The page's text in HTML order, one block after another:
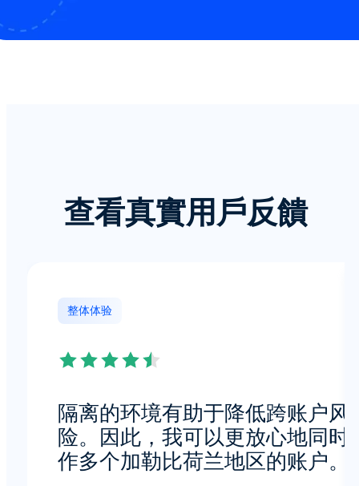
查看真實用戶反饋
整体体验
隔离的环境有助于降低跨账户风
险。因此，我可以更放心地同时
作多个加勒比荷兰地区的账户。